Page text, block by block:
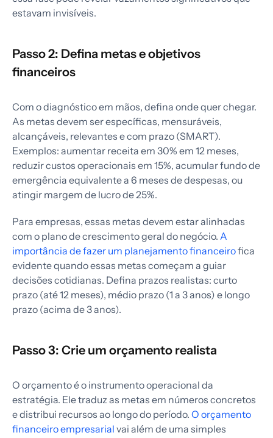
estavam invisíveis.
Passo 2: Defina metas e objetivos
financeiros
Com o diagnóstico em mãos, defina onde quer chegar.
As metas devem ser específicas, mensuráveis,
alcançáveis, relevantes e com prazo (SMART).
Exemplos: aumentar receita em 30% em 12 meses,
reduzir custos operacionais em 15%, acumular fundo de
emergência equivalente a 6 meses de despesas, ou
atingir margem de lucro de 25%.
Para empresas, essas metas devem estar alinhadas
com o plano de crescimento geral do negócio. A
importância de fazer um planejamento financeirofica
evidente quando essas metas começam a guiar
decisões cotidianas. Defina prazos realistas: curto
prazo (até 12 meses), médio prazo (1 a 3 anos) e longo
prazo (acima de 3 anos).
Passo 3: Crie um orçamento realista
O orçamento é o instrumento operacional da
estratégia. Ele traduz as metas em números concretos
e distribui recursos ao longo do período. O orçamento
financeiro empresarial vai além de uma simples